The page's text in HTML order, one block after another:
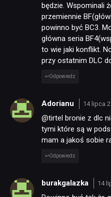
będzie. Wspominali
przemiennie
powinno być BC3.
główna seria
to wie jaki konflikt.
przy ostatnim DLC
Odpowiedz
Adorianu 14 lipca
@tirtel bronie z dlc
tymi które są w
mam a jakoś sobie
Odpowiedz
burakgalazka 14